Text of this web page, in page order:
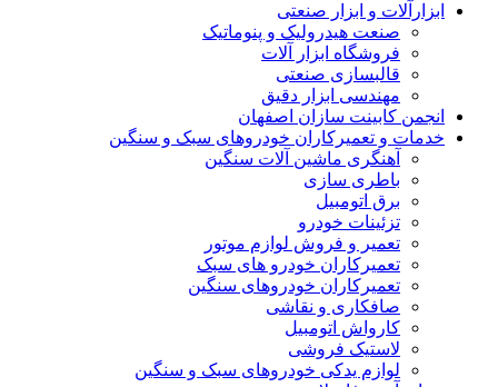
ابزارآلات و ابزار صنعتی
صنعت هیدرولیک و پنوماتیک
فروشگاه ابزار آلات
قالبسازی صنعتی
مهندسی ابزار دقیق
انجمن کابینت سازان اصفهان
خدمات و تعمیرکاران خودروهای سبک و سنگین
آهنگری ماشین آلات سنگین
باطری سازی
برق اتومبیل
تزئینات خودرو
تعمیر و فروش لوازم موتور
تعمیرکاران خودرو های سبک
تعمیرکاران خودروهای سنگین
صافکاری و نقاشی
کارواش اتومبیل
لاستیک فروشی
لوازم یدکی خودروهای سبک و سنگین